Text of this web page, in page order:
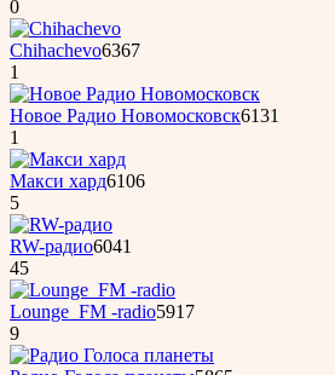
0
Chihachevo6367
1
Новое Радио Новомосковск6131
1
Макси хард6106
5
RW-радио6041
45
Lounge_FM -radio5917
9